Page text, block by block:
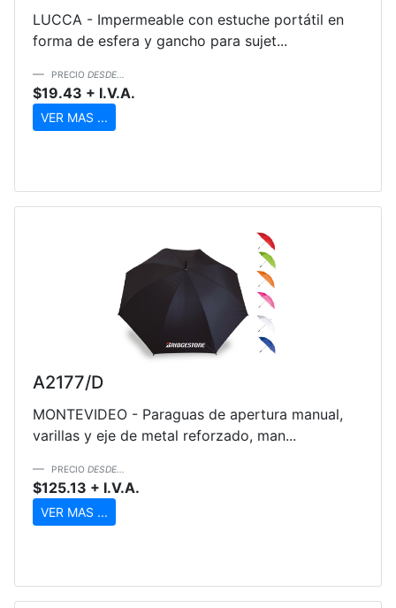
LUCCA - Impermeable con estuche portátil en
forma de esfera y gancho para sujet...
PRECIO DESDE...
$19.43 + I.V.A.
VER MAS ...
A2177/D
MONTEVIDEO - Paraguas de apertura manual,
varillas y eje de metal reforzado, man...
PRECIO DESDE...
$125.13 + I.V.A.
VER MAS ...